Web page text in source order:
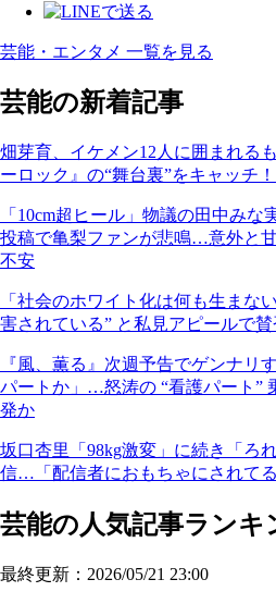
芸能・エンタメ 一覧を見る
芸能の新着記事
畑芽育、イケメン12人に囲まれる
ーロック』の“舞台裏”をキャッチ！
「10cm超ヒール」物議の田中みな
投稿で亀梨ファンが悲鳴…意外と
不安
「社会のホワイト化は何も生まな
害されている” と私見アピールで
『風、薫る』次週予告でゲンナリ
パートか」…怒涛の “看護パート”
発か
坂口杏里「98kg激変」に続き「ろ
信…「配信者におもちゃにされて
芸能の人気記事ランキ
最終更新：2026/05/21 23:00